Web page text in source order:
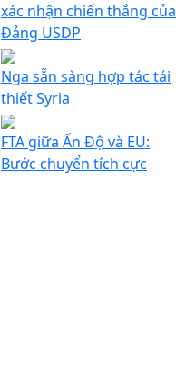
xác nhận chiến thắng của
Đảng USDP
Nga sẵn sàng hợp tác tái
thiết Syria
FTA giữa Ấn Độ và EU:
Bước chuyển tích cực